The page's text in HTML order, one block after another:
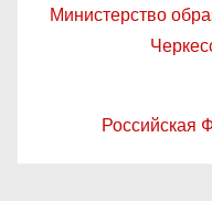
Министерство
Российская